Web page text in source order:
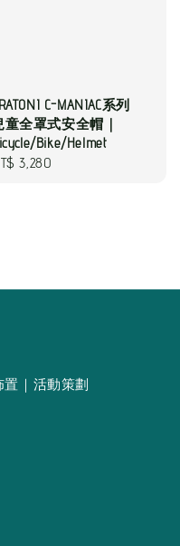
C-MANIAC系列
童全罩式安全帽｜
Bike/Helmet
3,280
｜活動策劃